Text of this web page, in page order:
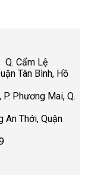
Q. Cẩm Lệ
Tân Bình, Hồ
Phương Mai, Q.
An Thới, Quận